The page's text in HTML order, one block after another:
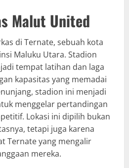
Malut United
di Ternate, sebuah kota
Maluku Utara. Stadion
tempat latihan dan laga
kapasitas yang memadai
stadion ini menjadi
menggelar pertandingan
Lokasi ini dipilih bukan
tetapi juga karena
Ternate yang mengalir
mereka.